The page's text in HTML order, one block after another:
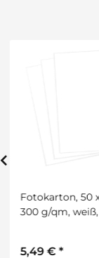
Fotokarton, 50
300 g/qm, weiß,
5,49 €*